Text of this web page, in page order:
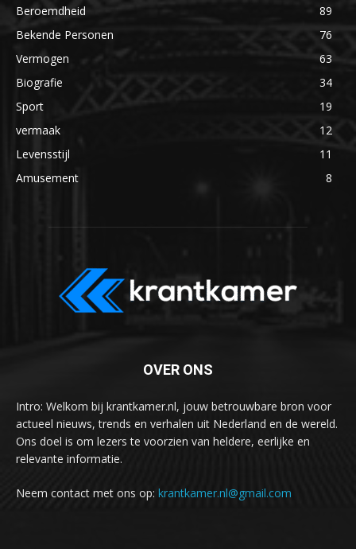
Beroemdheid
89
Bekende Personen
76
Vermogen
63
Biografie
34
Sport
19
vermaak
12
Levensstijl
11
Amusement
8
OVER ONS
Intro: Welkom bij krantkamer.nl, jouw betrouwbare bron voor
actueel nieuws, trends en verhalen uit Nederland en de wereld.
Ons doel is om lezers te voorzien van heldere, eerlijke en
relevante informatie.
Neem contact met ons op: krantkamer.nl@gmail.com